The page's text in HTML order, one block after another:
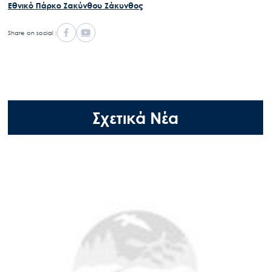
Εθνικό Πάρκο Ζακύνθου Ζάκυνθος
Share on social :
Σχετικά Νέα